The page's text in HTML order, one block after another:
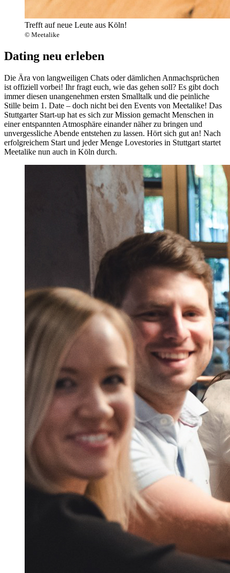
Trefft auf neue Leute aus Köln!
© Meetalike
Dating neu erleben
Die Ära von langweiligen Chats oder dämlichen Anmachsprüchen
ist offiziell vorbei! Ihr fragt euch, wie das gehen soll? Es gibt doch
immer diesen unangenehmen ersten Smalltalk und die peinliche
Stille beim 1. Date – doch nicht bei den Events von Meetalike! Das
Stuttgarter Start-up hat es sich zur Mission gemacht Menschen in
einer entspannten Atmosphäre einander näher zu bringen und
unvergessliche Abende entstehen zu lassen. Hört sich gut an! Nach
erfolgreichem Start und jeder Menge Lovestories in Stuttgart startet
Meetalike nun auch in Köln durch.